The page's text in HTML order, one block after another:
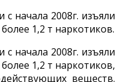
начала 2008г. изъяли
1,2 т наркотиков.
начала 2008г. изъяли
1,2 т наркотиков,
веществ.